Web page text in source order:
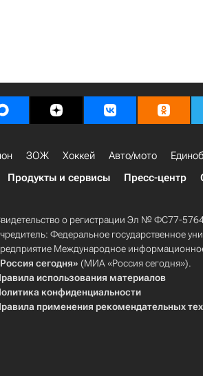
ЗОЖ Хоккей Авто/мото
Продукты и сервисы Пресс-центр
о регистрации Эл № ФС77-
Федеральное государственное
Международное
сегодня» (МИА «Россия сегодня»).
использования материалов
конфиденциальности
применения рекомендательных